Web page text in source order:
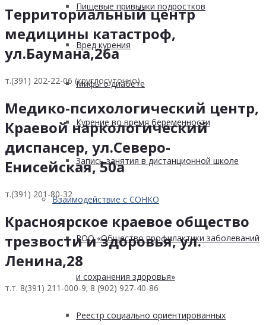
Пищевые привычки подростков
Вред курения
Мифы о диабете
Курение во время беременности
Запись занятия в дистанционной школе
Взаимодействие с СОНКО
РОО «Общество профилактики заболеваний
и сохранения здоровья»
Реестр социально ориентированных
Территориальный центр
медицины катастроф,
ул.Баумана,26а
т.(391) 202-22-06 (круглосуточно)
Медико-психологический центр,
Краевой наркологический
диспансер, ул.Северо-
Енисейская, 50а
т.(391) 201-80-32
Красноярское краевое общество
трезвости и здоровья, ул.
Ленина,28
т.т. 8(391) 211-000-9; 8 (902) 927-40-86